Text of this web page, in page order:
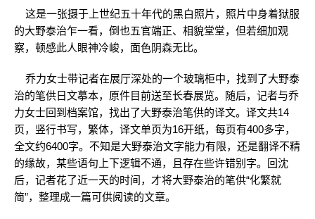
这是一张摄于上世纪五十年代的黑白照片，照片中身着狱服
的大野泰治乍一看，倒也五官端正、相貌堂堂，但若细加观
察，顿感此人眼神冷峻，面色阴森无比。
乔力女士带记者在展厅深处的一个玻璃柜中，找到了大野泰
治的笔供日文摹本，原件目前送至长春展览。随后，记者与乔
力女士回到档案馆，找出了大野泰治笔供的译文。译文共14
页，竖行书写，繁体，译文单页为16开纸，每页有400多字，
全文约6400字。不知是大野泰治文字能力有限，还是翻译不精
的缘故，某些语句上下逻辑不通，且存在些许错别字。回沈
后，记者花了近一天的时间，才将大野泰治的笔供“化繁就
简”，整理成一篇可供阅读的文章。